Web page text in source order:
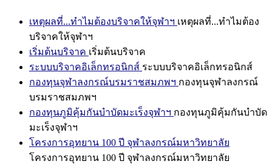
เหตุผลที่...ทำไมต้องบริจาคให้จุฬาฯ เหตุผลที่...ทำไมต้อง
บริจาคให้จุฬาฯ
เริ่มต้นบริจาค เริ่มต้นบริจาค
ระบบบริจาคอิเล็กทรอนิกส์ ระบบบริจาคอิเล็กทรอนิกส์
กองทุนจุฬาลงกรณ์บรมราชสมภพฯ กองทุนจุฬาลงกรณ์
บรมราชสมภพฯ
กองทุนภูมิคุ้มกันบำบัดมะเร็งจุฬาฯ กองทุนภูมิคุ้มกันบำบัด
มะเร็งจุฬาฯ
โครงการอุทยาน 100 ปี จุฬาลงกรณ์มหาวิทยาลัย
โครงการอุทยาน 100 ปี จุฬาลงกรณ์มหาวิทยาลัย